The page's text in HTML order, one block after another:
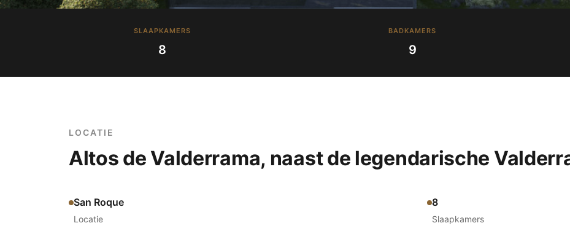
SLAAPKAMERS
8
BADKAMERS
9
LOCATIE
Altos de Valderrama, naast de legendarische
San Roque
Locatie
8
Slaapkamers